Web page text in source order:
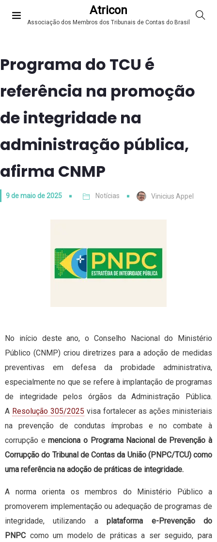
Atricon
Associação dos Membros dos Tribunais de Contas do Brasil
Programa do TCU é
referência na promoção
de integridade na
administração pública,
afirma CNMP
9 de maio de 2025 Notícias Vinicius Appel
No início deste ano, o Conselho Nacional do Ministério
Público (CNMP) criou diretrizes para a adoção de medidas
preventivas em defesa da probidade administrativa,
especialmente no que se refere à implantação de programas
de integridade pelos órgãos da Administração Pública.
A Resolução 305/2025 visa fortalecer as ações ministeriais
na prevenção de condutas ímprobas e no combate à
corrupção e menciona o Programa Nacional de Prevenção à
Corrupção do Tribunal de Contas da União (PNPC/TCU) como
uma referência na adoção de práticas de integridade.
A norma orienta os membros do Ministério Público a
promoverem implementação ou adequação de programas de
integridade, utilizando aplataforma e-Prevenção do
PNPC como um modelo de práticas a ser seguido, para